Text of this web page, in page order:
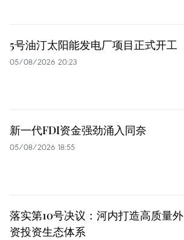
5号油汀太阳能发电厂项目正式开工
05/08/2026 20:23
新一代FDI资金强劲涌入同奈
05/08/2026 18:55
落实第10号决议：河内打造高质量外
资投资生态体系